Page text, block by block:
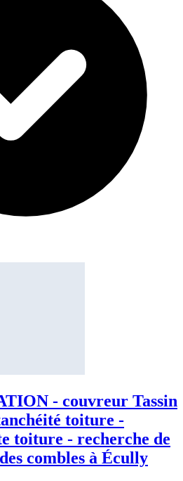
- couvreur Tassin
toiture -
toiture - recherche de
combles à Écully